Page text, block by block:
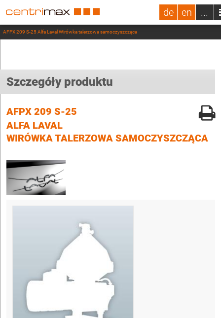
de en ...
AFPX 209 S-25 Alfa Laval Wirówka talerzowa samoczyszcząca
Szczegóły produktu
AFPX 209 S-25
ALFA LAVAL
WIRÓWKA TALERZOWA SAMOCZYSZCZĄCA